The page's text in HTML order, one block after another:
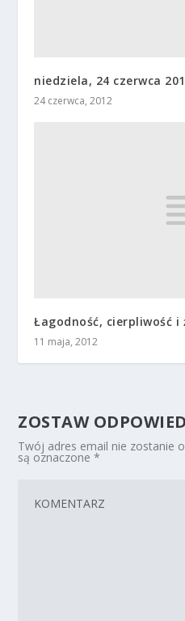
niedziela, 24 czerwca
24 czerwca, 2012
Łagodność, cierpliwość i
11 maja, 2012
ZOSTAW
Twój adres email nie zostanie
są oznaczone*